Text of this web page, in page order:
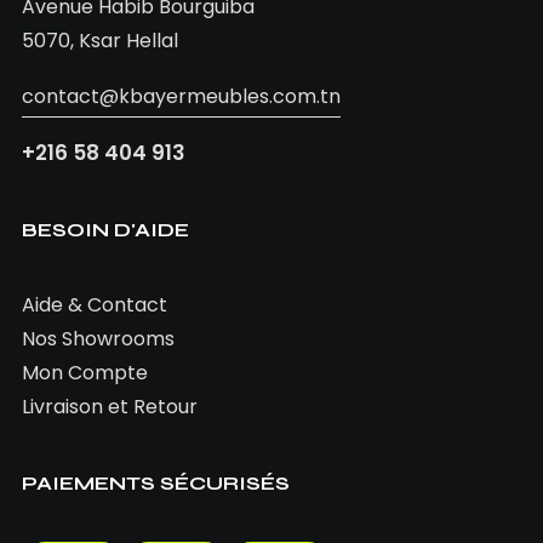
était :
435,00 TND.
Avenue Habib Bourguiba
5070, Ksar Hellal
contact@kbayermeubles.com.tn
+216 58 404 913
BESOIN D'AIDE
Aide & Contact
Nos Showrooms
Mon Compte
Livraison et Retour
PAIEMENTS SÉCURISÉS